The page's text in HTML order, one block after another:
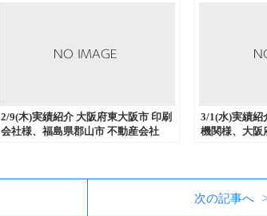
2/9(木)実績紹介 大阪府東大阪市 印刷
会社様、福島県郡山市 不動産会社
3/1(水)実績紹
機関様、大阪
次の記事へ